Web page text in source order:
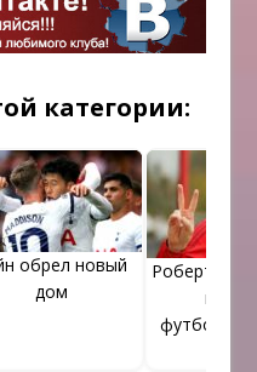
категории:
обрел новый
дом
Роберт